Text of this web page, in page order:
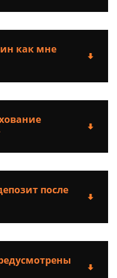
как мне
после